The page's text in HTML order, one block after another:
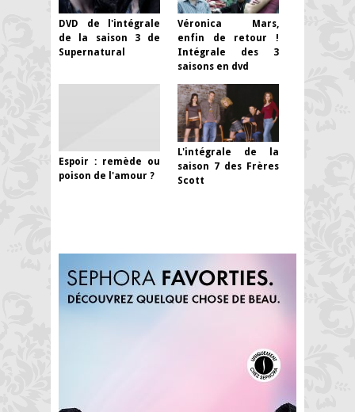
DVD de l'intégrale
de la saison 3 de
Supernatural
Véronica Mars,
enfin de retour !
Intégrale des 3
saisons en dvd
Espoir : remède ou
poison de l'amour ?
L'intégrale de la
saison 7 des Frères
Scott